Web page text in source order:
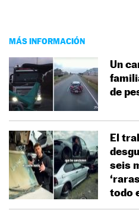
MÁS INFORMACIÓN
Un
de
El
seis
todo